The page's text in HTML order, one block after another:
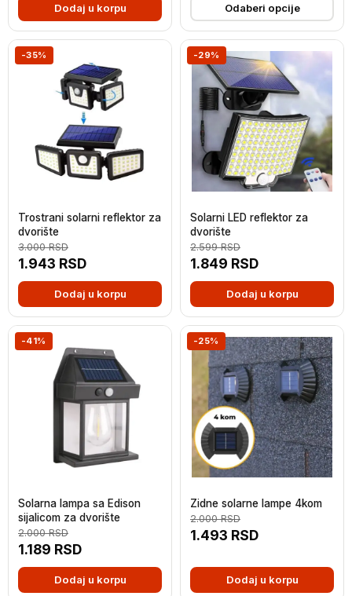
Dodaj u korpu Odaberi opcije
-35%
Trostrani solarni reflektor za
dvorište
1.943 RSD
3.000RSD
Dodaj u korpu
-29%
Solarni LED reflektor za
dvorište
1.849 RSD
2.599RSD
Dodaj u korpu
-41%
Solarna lampa sa Edison
sijalicom za dvorište
1.189 RSD
2.000RSD
Dodaj u korpu
-25%
Zidne solarne lampe 4kom
1.493 RSD
2.000RSD
Dodaj u korpu